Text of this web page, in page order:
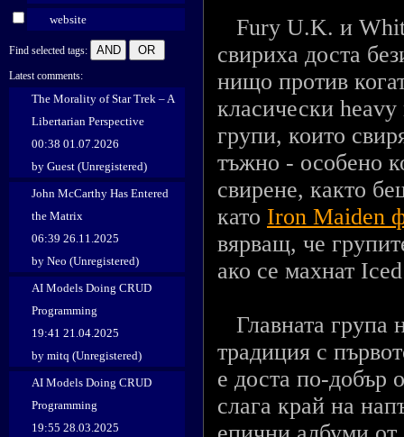
website
Find selected tags:
Latest comments:
The Morality of Star Trek – A
Libertarian Perspective
00:38 01.07.2026
by Guest (Unregistered)
John McCarthy Has Entered
the Matrix
06:39 26.11.2025
by Neo (Unregistered)
AI Models Doing CRUD
Programming
19:41 21.04.2025
by mitq (Unregistered)
AI Models Doing CRUD
Programming
19:55 28.03.2025
Fury U.K. и
свириха доста
нищо против
класически heavy
групи, които
тъжно - особено
свирене, както
като Iron Maiden
вярващ, че
ако се махнат
Главната група
традиция с
е доста по-добър
слага край на